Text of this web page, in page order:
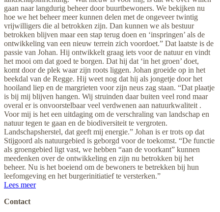
gaan naar langdurig beheer door buurtbewoners. We bekijken nu
hoe we het beheer meer kunnen delen met de ongeveer twintig
vrijwilligers die al betrokken zijn. Dan kunnen we als bestuur
betrokken blijven maar een stap terug doen en ‘inspringen’ als de
ontwikkeling van een nieuw terrein zich voordoet.” Dat laatste is de
passie van Johan. Hij ontwikkelt graag iets voor de natuur en vindt
het mooi om dat goed te borgen. Dat hij dat ‘in het groen’ doet,
komt door de plek waar zijn roots liggen. Johan groeide op in het
beekdal van de Regge. Hij weet nog dat hij als jongetje door het
hooiland liep en de margrieten voor zijn neus zag staan. “Dat plaatje
is bij mij blijven hangen. Wij struinden daar buiten veel rond maar
overal er is onvoorstelbaar veel verdwenen aan natuurkwaliteit .
Voor mij is het een uitdaging om de verschraling van landschap en
natuur tegen te gaan en de biodiversiteit te vergroten.
Landschapsherstel, dat geeft mij energie.” Johan is er trots op dat
Stijgoord als natuurgebied is geborgd voor de toekomst. “De functie
als groengebied ligt vast, we hebben “aan de voorkant” kunnen
meedenken over de ontwikkeling en zijn nu betrokken bij het
beheer. Nu is het boeiend om de bewoners te betrekken bij hun
leefomgeving en het burgerinitiatief te versterken.”
Lees meer
Contact